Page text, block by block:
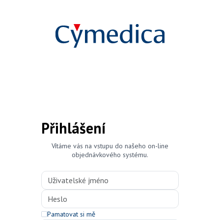
Přihlášení
Vítáme vás na vstupu do našeho on-line
objednávkového systému.
Pamatovat si mě